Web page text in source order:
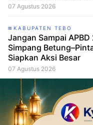
Karakter Generasi
07 Agustus 2026
KABUPATEN TEBO
Jangan Sampai
Simpang
Siapkan Aksi Besar
07 Agustus 2026